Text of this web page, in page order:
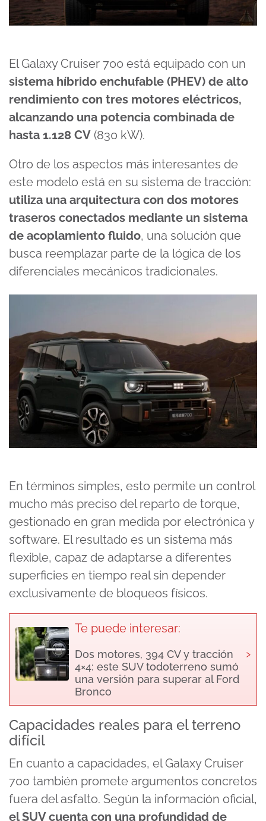
El Galaxy Cruiser 700 está equipado con un
sistema híbrido enchufable (PHEV) de alto
rendimiento con tres motores eléctricos,
alcanzando una potencia combinada de
hasta 1.128 CV (830 kW).
Otro de los aspectos más interesantes de
este modelo está en su sistema de tracción:
utiliza una arquitectura con dos motores
traseros conectados mediante un sistema
de acoplamiento fluido, una solución que
busca reemplazar parte de la lógica de los
diferenciales mecánicos tradicionales.
En términos simples, esto permite un control
mucho más preciso del reparto de torque,
gestionado en gran medida por electrónica y
software. El resultado es un sistema más
flexible, capaz de adaptarse a diferentes
superficies en tiempo real sin depender
exclusivamente de bloqueos físicos.
Te puede interesar:
Dos motores, 394 CV y tracción
4×4: este SUV todoterreno sumó
una versión para superar al Ford
Bronco
›
Capacidades reales para el terreno
difícil
En cuanto a capacidades, el Galaxy Cruiser
700 también promete argumentos concretos
fuera del asfalto. Según la información oficial,
el SUV cuenta con una profundidad de